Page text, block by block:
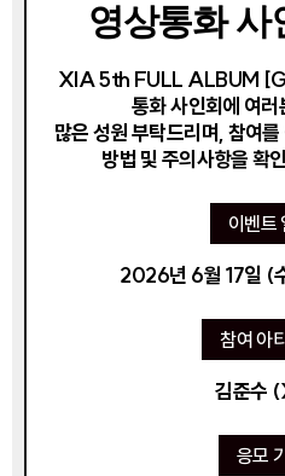
영상통화 사
XIA 5th FULL ALBUM
통화 사인회에 여
많은 성원 부탁드리며, 참여
방법 및 주의사항을 확
이벤트
2026년 6월 17일
참여 아
김준수
응모